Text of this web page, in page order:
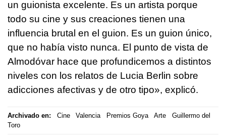
un guionista excelente. Es un artista porque
todo su cine y sus creaciones tienen una
influencia brutal en el guion. Es un guion único,
que no había visto nunca. El punto de vista de
Almodóvar hace que profundicemos a distintos
niveles con los relatos de Lucia Berlin sobre
adicciones afectivas y de otro tipo», explicó.
Archivado en: Cine Valencia Premios Goya Arte
Guillermo del
Toro